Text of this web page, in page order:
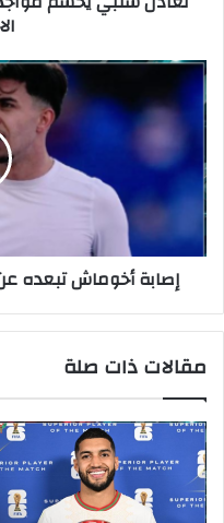
إصابة أخوماش تبعده
مقالات ذات صلة